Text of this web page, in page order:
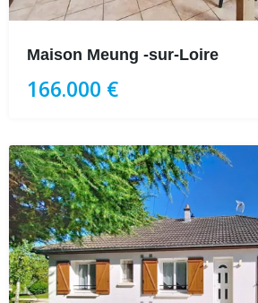
Maison Meung -sur-Loire
166.000 €